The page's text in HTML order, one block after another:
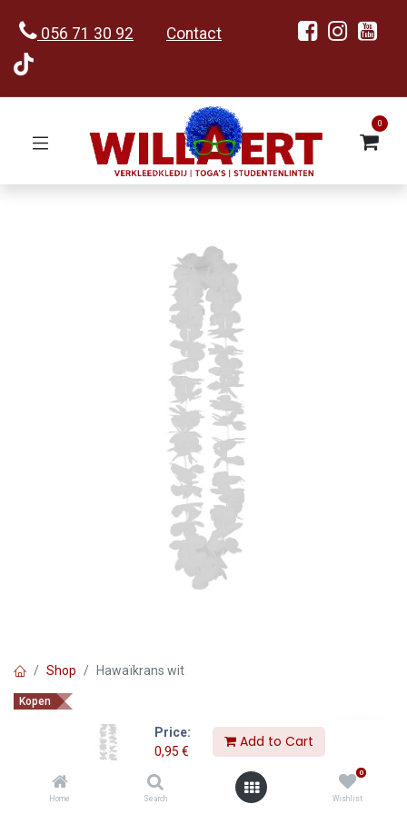
Price:
0,95 €
Add to Cart
Home Search
0
Wishlist
056 71 30 92 Contact
0
Shop Hawaïkrans wit
Kopen
Hawaïkrans wit